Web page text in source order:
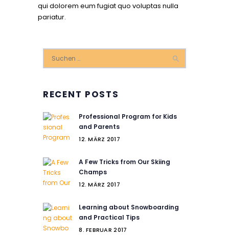
qui dolorem eum fugiat quo voluptas nulla
pariatur.
nach:
RECENT POSTS
Professional Program for Kids
and Parents
12. MÄRZ 2017
A Few Tricks from Our Skiing
Champs
12. MÄRZ 2017
Learning about Snowboarding
and Practical Tips
8. FEBRUAR 2017